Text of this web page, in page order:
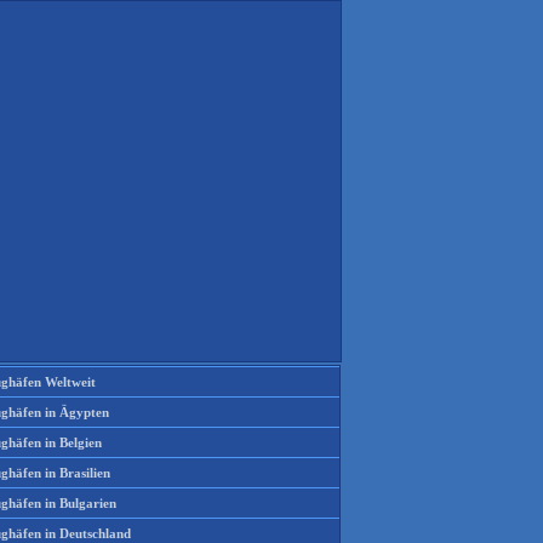
Weltweit
in Ägypten
in Belgien
in Brasilien
in Bulgarien
in Deutschland